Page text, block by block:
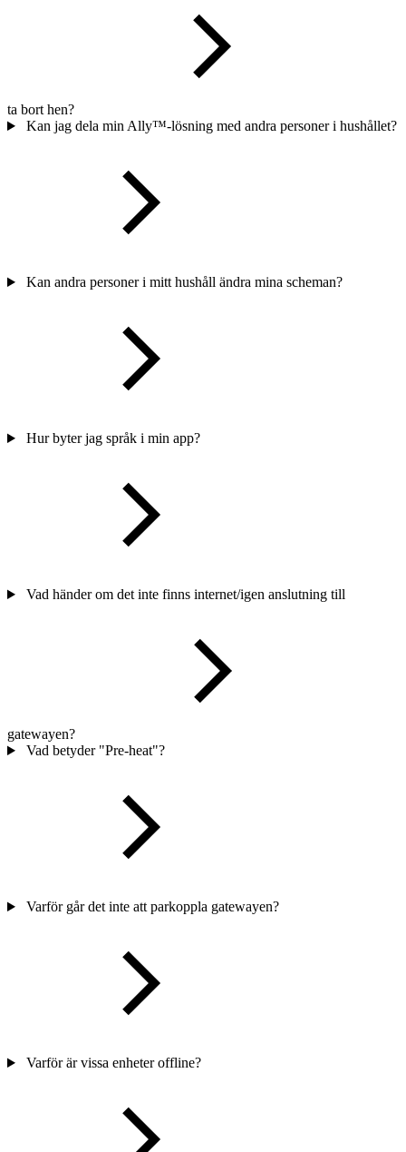
ta bort hen?
Kan jag dela min Ally™-lösning med andra personer i hushållet?
Kan andra personer i mitt hushåll ändra mina scheman?
Hur byter jag språk i min app?
Vad händer om det inte finns internet/igen anslutning till
gatewayen?
Vad betyder "Pre-heat"?
Varför går det inte att parkoppla gatewayen?
Varför är vissa enheter offline?